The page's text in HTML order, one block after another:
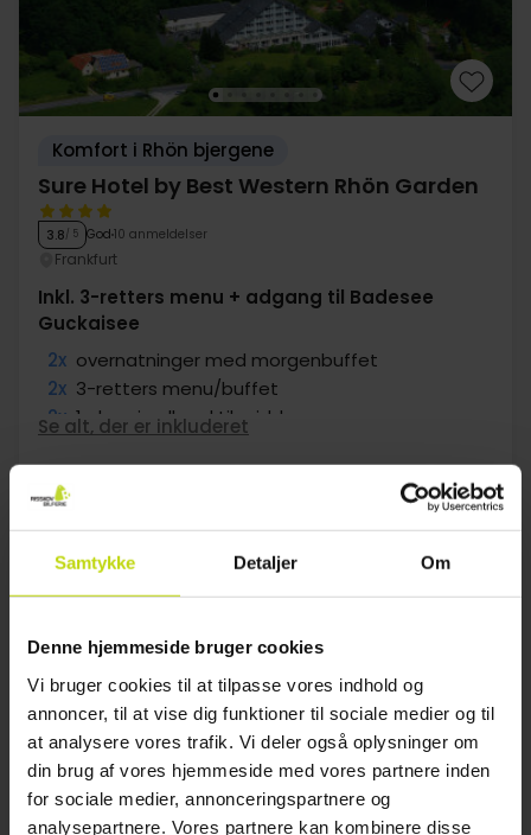
Samtykke Detaljer Om
Denne hjemmeside bruger cookies
Vi bruger cookies til at tilpasse vores indhold og
annoncer, til at vise dig funktioner til sociale medier og til
at analysere vores trafik. Vi deler også oplysninger om
din brug af vores hjemmeside med vores partnere inden
for sociale medier, annonceringspartnere og
analysepartnere. Vores partnere kan kombinere disse
Komfort i Rhön bjergene
Sure Hotel by Best Western Rhön Garden
3.8/ 5 God 10 anmeldelser
Frankfurt
Inkl. 3-retters menu + adgang til Badesee
Guckaisee
2x overnatninger med morgenbuffet
2x 3-retters menu/buffet
2x 1 glas vin eller øl til middagen
Se alt, der er inkluderet
Aug 1159,- Okt
Se mere
1
FAQ
Findes der budgetvenlige hoteller i Fjeldferie i
Hessen?